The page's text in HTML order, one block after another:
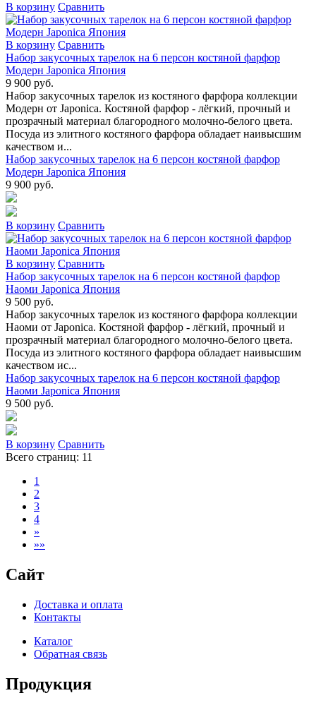
В коpзину Сpавнить
В коpзину Сpавнить
Набор закусочных тарелок на 6 персон костяной фарфор
Модерн Japonica Япония
9 900 руб.
Набор закусочных тарелок из костяного фарфора коллекции
Модерн от Japonica. Костяной фарфор - лёгкий, прочный и
прозрачный материал благородного молочно-белого цвета.
Посуда из элитного костяного фарфора обладает наивысшим
качеством и...
Набор закусочных тарелок на 6 персон костяной фарфор
Модерн Japonica Япония
9 900 руб.
В коpзину Сpавнить
В коpзину Сpавнить
Набор закусочных тарелок на 6 персон костяной фарфор
Наоми Japonica Япония
9 500 руб.
Набор закусочных тарелок из костяного фарфора коллекции
Наоми от Japonica. Костяной фарфор - лёгкий, прочный и
прозрачный материал благородного молочно-белого цвета.
Посуда из элитного костяного фарфора обладает наивысшим
качеством ис...
Набор закусочных тарелок на 6 персон костяной фарфор
Наоми Japonica Япония
9 500 руб.
В коpзину Сpавнить
Всего страниц: 11
1
2
3
4
»
»»
Сайт
Доставка и оплата
Контакты
Каталог
Обратная связь
Продукция